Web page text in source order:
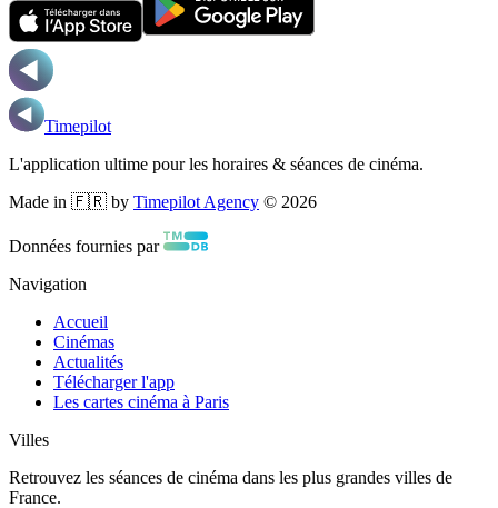
Timepilot
L'application ultime pour les horaires & séances de cinéma.
Made in 🇫🇷 by Timepilot Agency © 2026
Données fournies par
Navigation
Accueil
Cinémas
Actualités
Télécharger l'app
Les cartes cinéma à Paris
Villes
Retrouvez les séances de cinéma dans les plus grandes villes de
France.